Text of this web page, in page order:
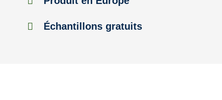
Échantillons gratuits